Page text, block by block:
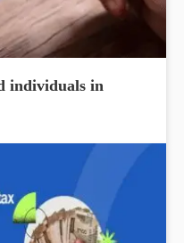
individuals in